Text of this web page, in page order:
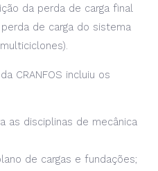
da perda de carga final
de carga do sistema
CRANFOS incluiu os
as disciplinas de mecânica
de cargas e fundações;